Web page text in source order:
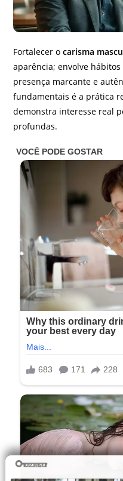
Fortalecer ocarisma
aparência; envolve
presença marcante e
fundamentais é a prática
demonstra interesse real
profundas.